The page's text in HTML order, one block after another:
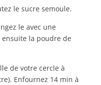
le sucre semoule.
le avec une
la poudre de
de votre cercle à
Enfournez 14 min à